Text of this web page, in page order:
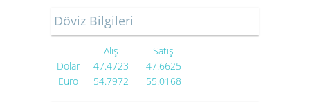
Döviz Bilgileri
Alış
Satış
Dolar
47.4723
47.6625
Euro
54.7972 55.0168